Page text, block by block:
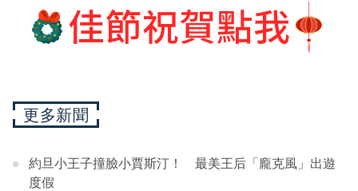
更多新聞
約旦小王子撞臉小賈斯汀！ 最美王后「龐克風」出遊
度假